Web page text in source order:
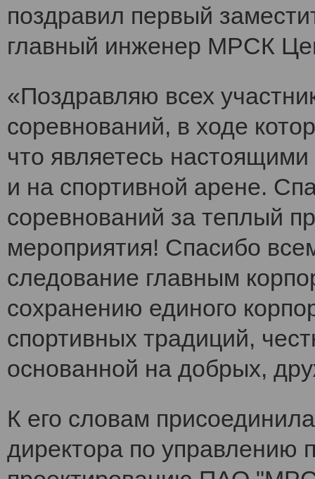
поздравил первый
главный инженер МРСК
«Поздравляю всех
соревнований, в ходе
что являетесь
и на спортивной арене.
соревнований за теплый
мероприятия! Спасибо
следование главным
сохранению единого
спортивных традиций,
основанной на добрых,
К его словам
директора по управлению